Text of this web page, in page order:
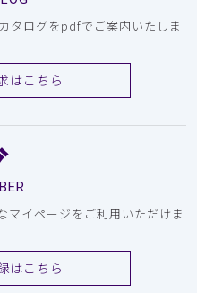
タログをpdfでご案内いたしま
はこちら
マイページをご利用いただけま
はこちら